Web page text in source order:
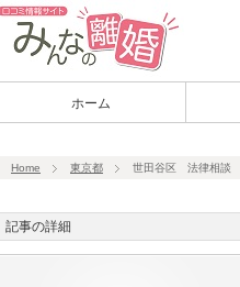
ホーム
Home 東京都 世田谷区 法律相談
記事の詳細